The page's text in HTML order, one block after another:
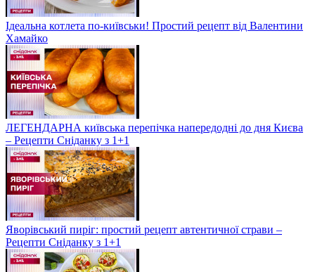
Ідеальна котлета по-київськи! Простий рецепт від Валентини
Хамайко
ЛЕГЕНДАРНА київська перепічка напередодні до дня Києва
– Рецепти Сніданку з 1+1
Яворівський пиріг: простий рецепт автентичної страви –
Рецепти Сніданку з 1+1